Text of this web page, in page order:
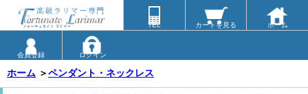
TEL カートを見る ホーム
会員登録 ログイン
ホーム ＞ペンダント・ネックレス